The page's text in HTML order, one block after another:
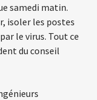
samedi matin.
isoler les postes
le virus. Tout ce
du conseil